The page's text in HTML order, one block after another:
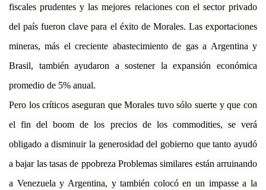
fiscales prudentes y las mejores relaciones con el sector privado
del país fueron clave para el éxito de Morales. Las exportaciones
mineras, más el creciente abastecimiento de gas a Argentina y
Brasil, también ayudaron a sostener la expansión económica
promedio de 5% anual.
Pero los críticos aseguran que Morales tuvo sólo suerte y que con
el fin del boom de los precios de los commodities, se verá
obligado a disminuir la generosidad del gobierno que tanto ayudó
a bajar las tasas de ppobreza Problemas similares están arruinando
a Venezuela y Argentina, y también colocó en un impasse a la